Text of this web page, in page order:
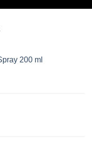
200 ml